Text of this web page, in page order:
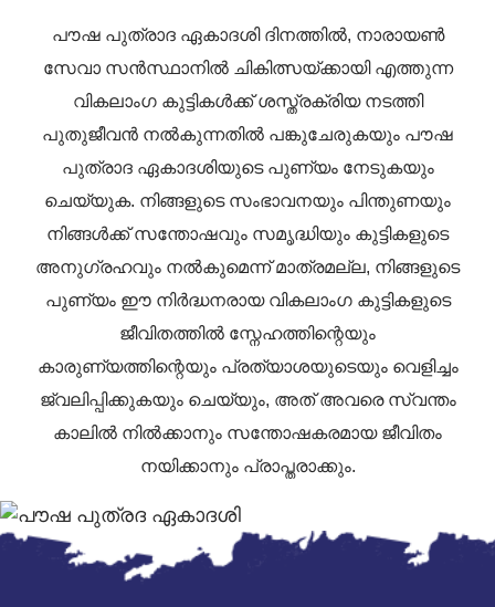
പൗഷ പുത്രാദ ഏകാദശി ദിനത്തിൽ, നാരായൺ
സേവാ സൻസ്ഥാനിൽ ചികിത്സയ്ക്കായി എത്തുന്ന
വികലാംഗ കുട്ടികൾക്ക് ശസ്ത്രക്രിയ നടത്തി
പുതുജീവൻ നൽകുന്നതിൽ പങ്കുചേരുകയും പൗഷ
പുത്രാദ ഏകാദശിയുടെ പുണ്യം നേടുകയും
ചെയ്യുക. നിങ്ങളുടെ സംഭാവനയും പിന്തുണയും
നിങ്ങൾക്ക് സന്തോഷവും സമൃദ്ധിയും കുട്ടികളുടെ
അനുഗ്രഹവും നൽകുമെന്ന് മാത്രമല്ല, നിങ്ങളുടെ
പുണ്യം ഈ നിർദ്ധനരായ വികലാംഗ കുട്ടികളുടെ
ജീവിതത്തിൽ സ്നേഹത്തിന്റെയും
കാരുണ്യത്തിന്റെയും പ്രത്യാശയുടെയും വെളിച്ചം
ജ്വലിപ്പിക്കുകയും ചെയ്യും, അത് അവരെ സ്വന്തം
കാലിൽ നിൽക്കാനും സന്തോഷകരമായ ജീവിതം
നയിക്കാനും പ്രാപ്തരാക്കും.